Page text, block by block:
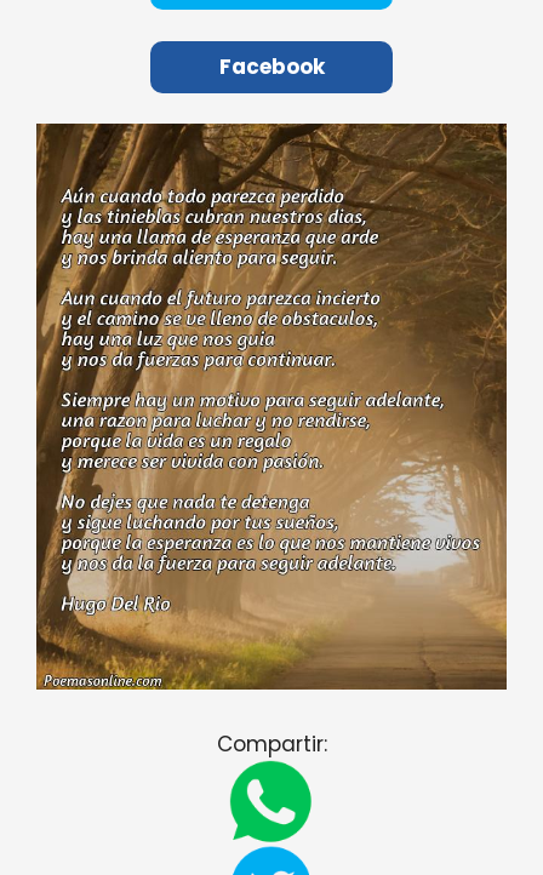
Facebook
Compartir: